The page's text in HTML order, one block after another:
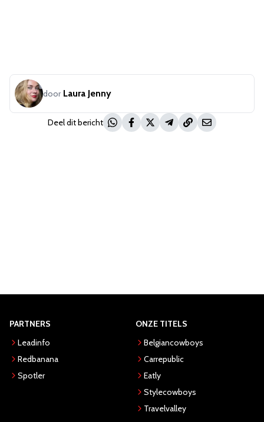
door Laura Jenny
Deel dit bericht
PARTNERS
Leadinfo
Redbanana
Spotler
ONZE TITELS
Belgiancowboys
Carrepublic
Eatly
Stylecowboys
Travelvalley